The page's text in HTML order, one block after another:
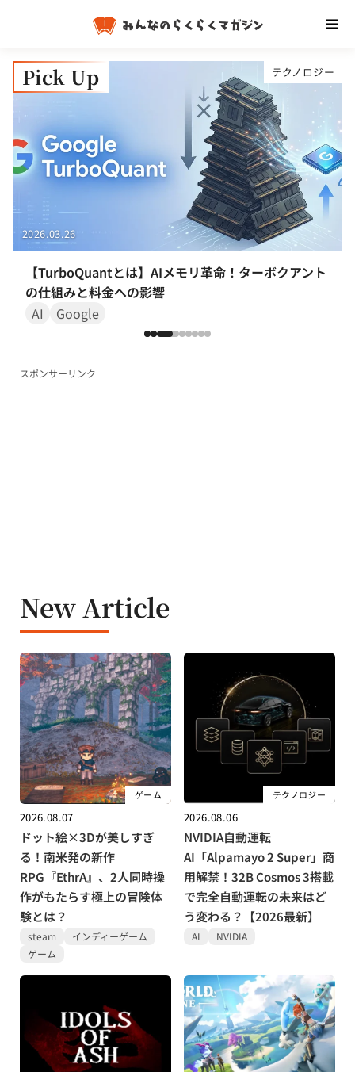
Pick Up
2026.03.26
【TurboQuantとは】AIメモリ革命！ターボクアント
の仕組みと料金への影響
AI
Google
テクノロジー
スポンサーリンク
New Article
ゲーム
2026.08.07
ドット絵×3Dが美しすぎ
る！南米発の新作
RPG『EthrA』、2人同時操
作がもたらす極上の冒険体
験とは？
steam
インディーゲーム
ゲーム
テクノロジー
2026.08.06
NVIDIA自動運転
AI「Alpamayo 2 Super」商
用解禁！32B Cosmos 3搭載
で完全自動運転の未来はど
う変わる？【2026最新】
AI NVIDIA